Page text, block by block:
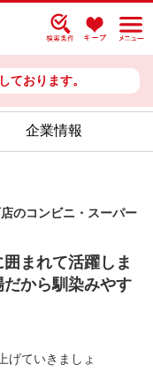
ております。
企業情報
のコンビニ・スーパー
囲まれて活躍しま
から馴染みやす
げていきましょ